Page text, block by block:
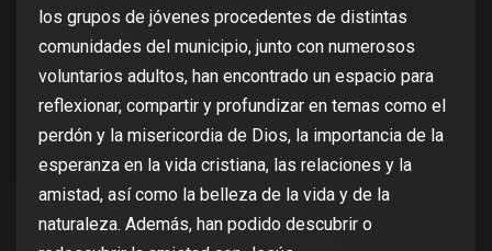
los grupos de jóvenes procedentes de distintas
comunidades del municipio, junto con numerosos
voluntarios adultos, han encontrado un espacio para
reflexionar, compartir y profundizar en temas como el
perdón y la misericordia de Dios, la importancia de la
esperanza en la vida cristiana, las relaciones y la
amistad, así como la belleza de la vida y de la
naturaleza. Además, han podido descubrir o